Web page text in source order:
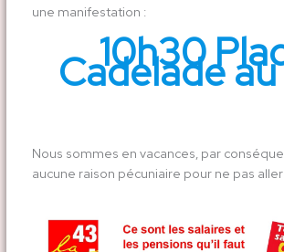
une manifestation :
10h30
Cadelade
Nous sommes en vacances, par
aucune raison pécuniaire pour ne pas